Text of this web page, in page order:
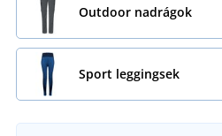
Outdoor nadrágok
Sport leggingsek